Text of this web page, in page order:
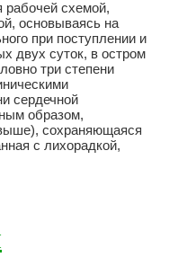
схемой,
основываясь на
при поступлении и
двух суток, в остром
три степени
сердечной
образом,
сохраняющаяся
с лихорадкой,